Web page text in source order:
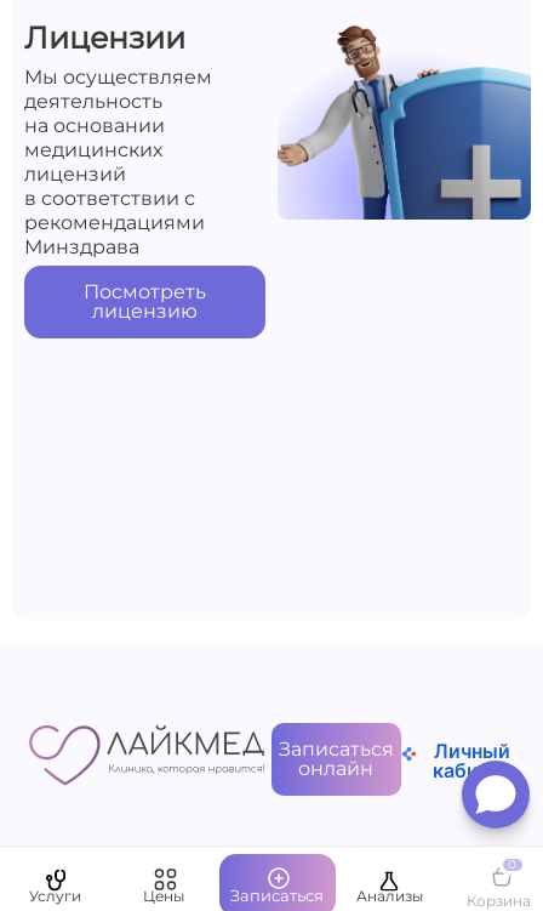
Лицензии
Мы осуществляем
деятельность
на основании
медицинских
лицензий
в соответствии с
рекомендациями
Минздрава
Посмотреть
лицензию
Записаться
онлайн
Личный
кабинет
Пациентам
Услуги Цены Записаться Анализы
0
Корзина